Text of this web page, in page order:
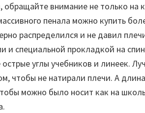
внимание не только на
пенала можно купить
распределился и не давил
и специальной прокладкой на
углы учебников и линеек.
чтобы не натирали плечи. А
можно было носит как на